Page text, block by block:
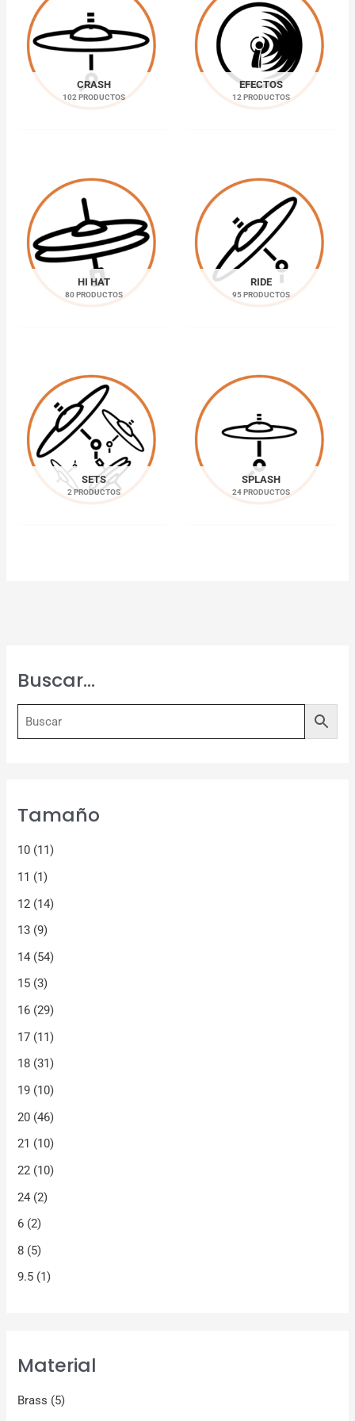
CRASH
102 PRODUCTOS
EFECTOS
12 PRODUCTOS
HI HAT
80 PRODUCTOS
RIDE
95 PRODUCTOS
SETS
2 PRODUCTOS
SPLASH
24 PRODUCTOS
Buscar…
Tamaño
10 (11)
11 (1)
12 (14)
13 (9)
14 (54)
15 (3)
16 (29)
17 (11)
18 (31)
19 (10)
20 (46)
21 (10)
22 (10)
24 (2)
6 (2)
8 (5)
9.5 (1)
Material
Brass (5)